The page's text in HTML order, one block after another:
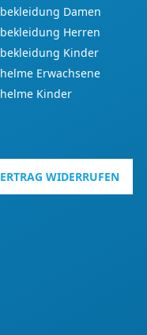
Damen
Herren
Kinder
Erwachsene
Kinder
WIDERRUFEN